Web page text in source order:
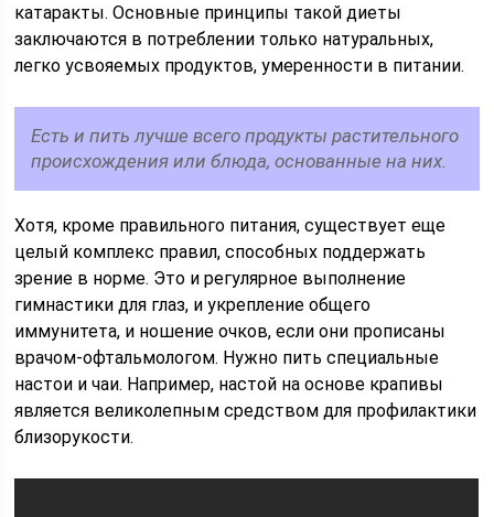
катаракты. Основные принципы такой диеты
заключаются в потреблении только натуральных,
легко усвояемых продуктов, умеренности в питании.
Есть и пить лучше всего продукты растительного
происхождения или блюда, основанные на них.
Хотя, кроме правильного питания, существует еще
целый комплекс правил, способных поддержать
зрение в норме. Это и регулярное выполнение
гимнастики для глаз, и укрепление общего
иммунитета, и ношение очков, если они прописаны
врачом-офтальмологом. Нужно пить специальные
настои и чаи. Например, настой на основе крапивы
является великолепным средством для профилактики
близорукости.